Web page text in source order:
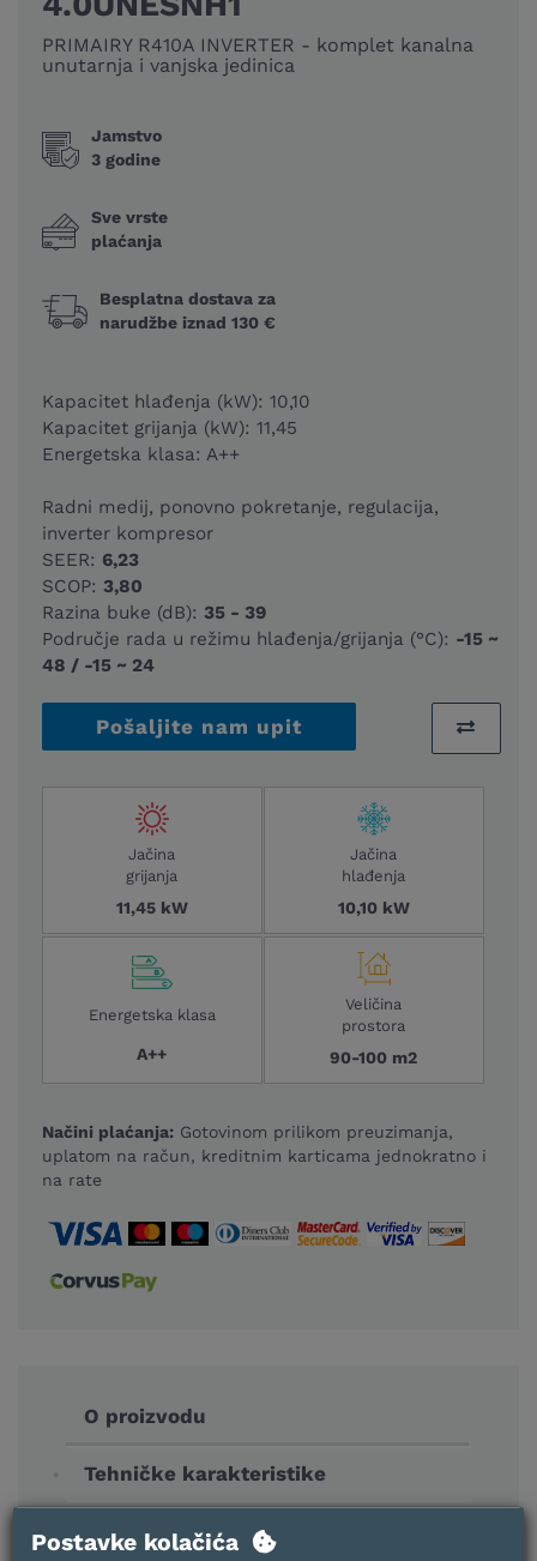
PRIMAIRY R410A INVERTER - komplet kanalna
unutarnja i vanjska jedinica
Jamstvo
3 godine
Sve vrste
plaćanja
Besplatna dostava za
narudžbe iznad 130 €
Kapacitet hlađenja (kW): 10,10
Kapacitet grijanja (kW): 11,45
Energetska klasa: A++
Radni medij, ponovno pokretanje, regulacija,
inverter kompresor
SEER: 6,23
SCOP: 3,80
Razina buke (dB): 35 - 39
Područje rada u režimu hlađenja/grijanja (°C): -15 ~
48 / -15 ~ 24
Pošaljite nam upit
Jačina
grijanja
11,45 kW
Jačina
hlađenja
10,10 kW
Energetska klasa
A++
Veličina
prostora
90-100 m2
Načini plaćanja: Gotovinom prilikom preuzimanja,
uplatom na račun, kreditnim karticama jednokratno i
na rate
O proizvodu
Tehničke karakteristike
Postavke kolačića